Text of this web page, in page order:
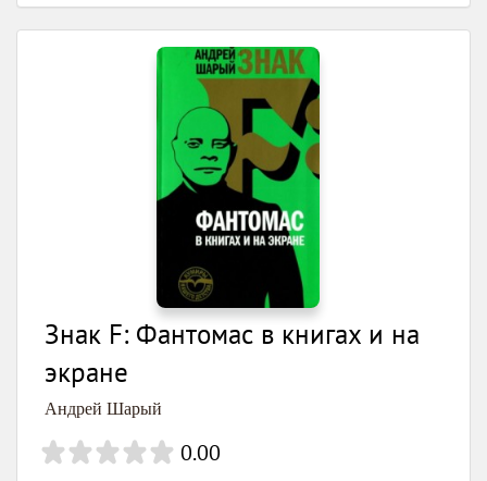
Знак F: Фантомас в книгах и на
экране
Андрей Шарый
0.00